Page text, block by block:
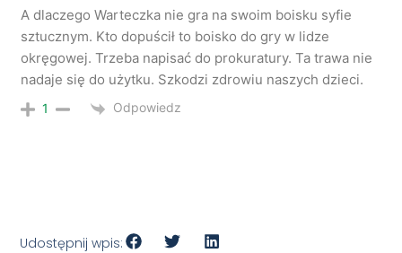
A dlaczego Warteczka nie gra na swoim boisku syfie
sztucznym. Kto dopuścił to boisko do gry w lidze
okręgowej. Trzeba napisać do prokuratury. Ta trawa nie
nadaje się do użytku. Szkodzi zdrowiu naszych dzieci.
1 Odpowiedz
Udostępnij wpis: